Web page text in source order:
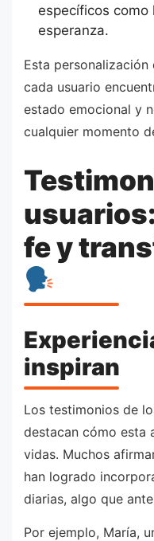
específicos
esperanza.
Esta
cada usuario
estado emocional y
cualquier momento
fe y
inspiran
Los testimonios de
destacan cómo esta
vidas. Muchos
han logrado
diarias, algo que
Por ejemplo, María,